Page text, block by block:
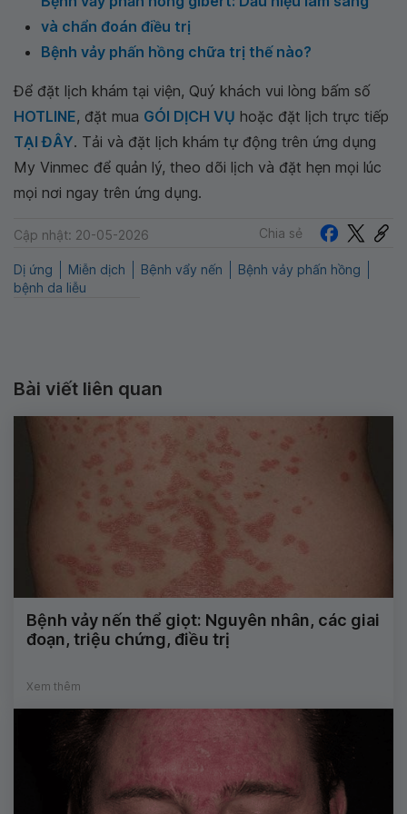
và chẩn đoán điều trị
Bệnh vảy phấn hồng chữa trị thế nào?
Để đặt lịch khám tại viện, Quý khách vui lòng bấm số
HOTLINE, đặt mua GÓI DỊCH VỤ hoặc đặt lịch trực tiếp
TẠI ĐÂY. Tải và đặt lịch khám tự động trên ứng dụng
My Vinmec để quản lý, theo dõi lịch và đặt hẹn mọi lúc
mọi nơi ngay trên ứng dụng.
Cập nhật: 20-05-2026 Chia sẻ
Dị ứng Miễn dịch Bệnh vẩy nến
Bệnh vảy phấn hồng
bệnh da liễu
Bài viết liên quan
Bệnh vảy nến thể giọt: Nguyên nhân, các giai
đoạn, triệu chứng, điều trị
Xem thêm